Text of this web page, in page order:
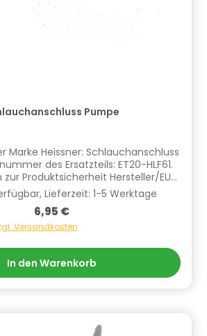
Pumpe
Marke Heissner: Schlauchanschluss
des Ersatzteils: ET20-HLF61.
Hersteller/EU
Person: CF Group Deutschland
68, 73240 Wendlingen, DE,
+4970244048100
(falls vorhanden):
Lieferzeit: 1-5 Werktage
Regulärer Preis:
6,95 €
Versandkosten
In den Warenkorb